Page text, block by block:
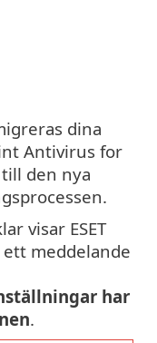
dina
Antivirus for
den nya
visar ESET
meddelande
har
.